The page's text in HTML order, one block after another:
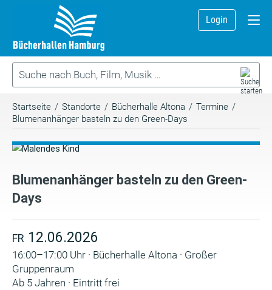
Login
Startseite / Standorte / Bücherhalle Altona / Termine /
Blumenanhänger basteln zu den Green-Days
Blumenanhänger basteln zu den Green-
Days
FR 12.06.2026
16:00–17:00 Uhr · Bücherhalle Altona · Großer
Gruppenraum
Ab 5 Jahren · Eintritt frei